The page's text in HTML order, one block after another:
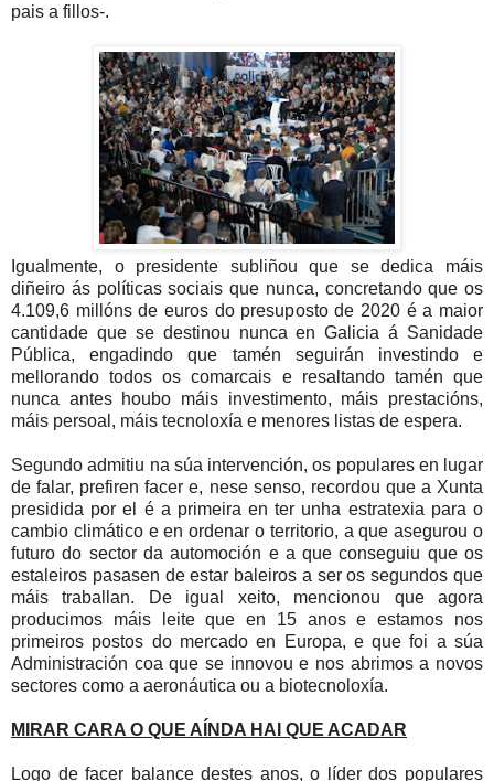
pais a fillos-.
Igualmente, o presidente subliñou que se dedica máis
diñeiro ás políticas sociais que nunca, concretando que os
4.109,6 millóns de euros do presuposto de 2020 é a maior
cantidade que se destinou nunca en Galicia á Sanidade
Pública, engadindo que tamén seguirán investindo e
mellorando todos os comarcais e resaltando tamén que
nunca antes houbo máis investimento, máis prestacións,
máis persoal, máis tecnoloxía e menores listas de espera.
Segundo admitiu na súa intervención, os populares en lugar
de falar, prefiren facer e, nese senso, recordou que a Xunta
presidida por el é a primeira en ter unha estratexia para o
cambio climático e en ordenar o territorio, a que asegurou o
futuro do sector da automoción e a que conseguiu que os
estaleiros pasasen de estar baleiros a ser os segundos que
máis traballan. De igual xeito, mencionou que agora
producimos máis leite que en 15 anos e estamos nos
primeiros postos do mercado en Europa, e que foi a súa
Administración coa que se innovou e nos abrimos a novos
sectores como a aeronáutica ou a biotecnoloxía.
MIRAR CARA O QUE AÍNDA HAI QUE ACADAR
Logo de facer balance destes anos, o líder dos populares